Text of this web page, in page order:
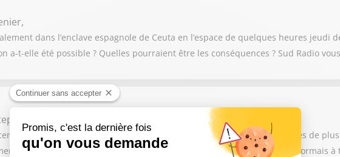
dans l’enclave espagnole de Ceuta en l’espace de quelques heures jeudi
t-elle été possible ? Quelles pourraient être les conséquences ? Sud Radio
régions. Plus de 80 départements ont été touchés à des incendies de
climatique, la sécheresse et les fortes chaleurs, le risque s'étend désormais